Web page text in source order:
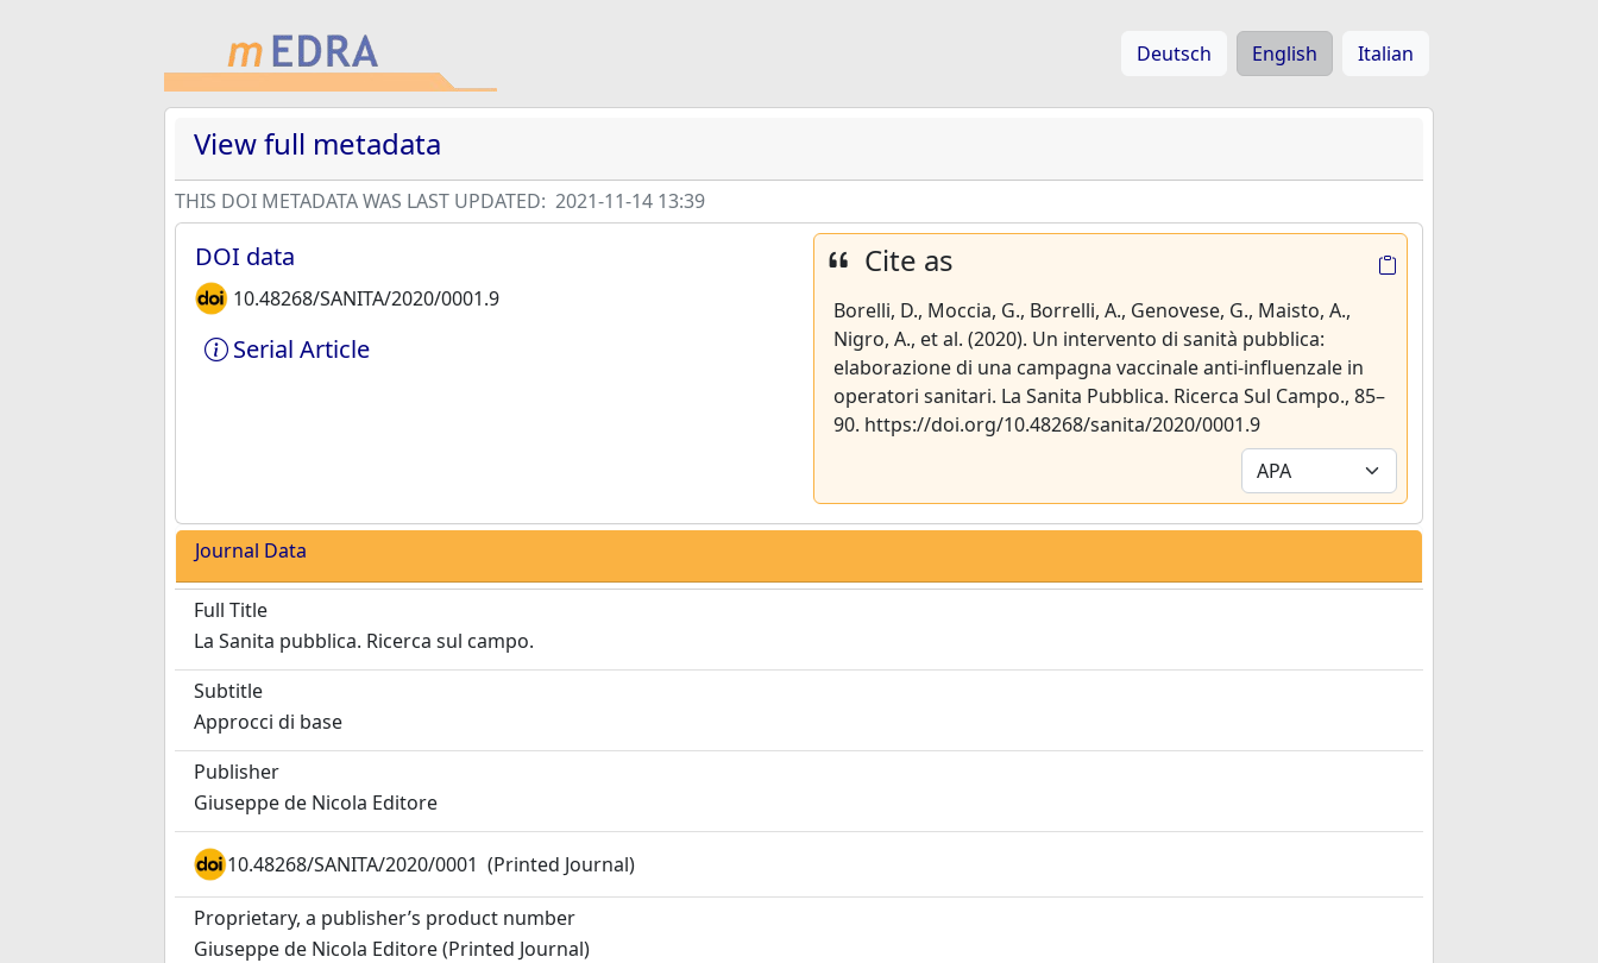
Deutsch English Italian
View full metadata
THIS DOI METADATA WAS LAST UPDATED: 2021-11-14 13:39
DOI data
10.48268/SANITA/2020/0001.9
Serial Article
Cite as
Borelli, D., Moccia, G., Borrelli, A., Genovese, G., Maisto, A.,
Nigro, A., et al. (2020). Un intervento di sanità pubblica:
elaborazione di una campagna vaccinale anti-influenzale in
operatori sanitari. La Sanita Pubblica. Ricerca Sul Campo., 85–
90. https://doi.org/10.48268/sanita/2020/0001.9
Journal Data
Full Title
La Sanita pubblica. Ricerca sul campo.
Subtitle
Approcci di base
Publisher
Giuseppe de Nicola Editore
10.48268/SANITA/2020/0001 (Printed Journal)
Proprietary, a publisher’s product number
Giuseppe de Nicola Editore (Printed Journal)